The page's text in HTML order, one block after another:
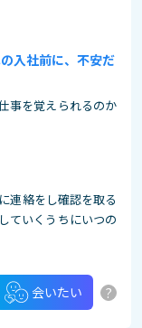
入社前に、不安だ
事を覚えられるのか
連絡をし確認を取る
ていくうちにいつの
会いたい ?